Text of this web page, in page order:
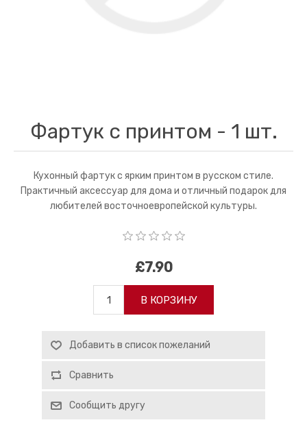
Фартук с принтом - 1 шт.
Кухонный фартук с ярким принтом в русском стиле.
Практичный аксессуар для дома и отличный подарок для
любителей восточноевропейской культуры.
£7.90
В КОРЗИНУ
Добавить в список пожеланий
Сравнить
Сообщить другу